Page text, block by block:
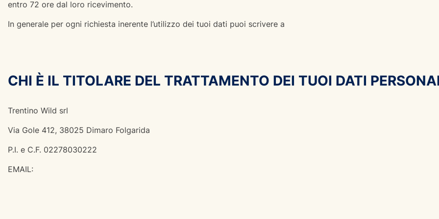
entro 72 ore dal loro ricevimento.
In generale per ogni richiesta inerente l’utilizzo dei tuoi dati puoi scrivere a
CHI È IL TITOLARE DEL TRATTAMENTO DEI TUOI DATI
Trentino Wild srl
Via Gole 412, 38025 Dimaro Folgarida
P.I. e C.F. 02278030222
EMAIL: